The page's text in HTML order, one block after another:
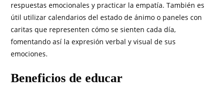
respuestas emocionales y practicar la empatía. También es
útil utilizar calendarios del estado de ánimo o paneles con
caritas que representen cómo se sienten cada día,
fomentando así la expresión verbal y visual de sus
emociones.
Beneficios de educar